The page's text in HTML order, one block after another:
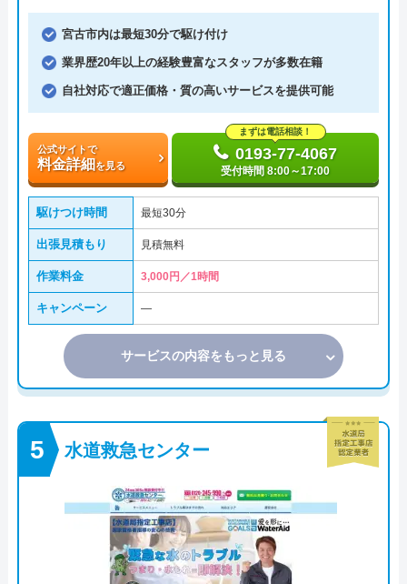
宮古市内は最短30分で駆け付け
業界歴20年以上の経験豊富なスタッフが多数在籍
自社対応で適正価格・質の高いサービスを提供可能
公式サイトで
料金詳細を見る
まずは電話相談！
0193-77-4067
受付時間 8:00～17:00
駆けつけ時間 最短30分
出張見積もり 見積無料
作業料金 3,000円／1時間
キャンペーン ―
サービスの内容をもっと見る
水道救急センター